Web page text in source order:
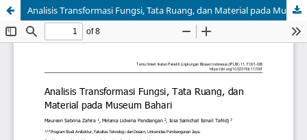
Analisis Transformasi Fungsi, Tata Ruang, dan Material pada Museum Bahari